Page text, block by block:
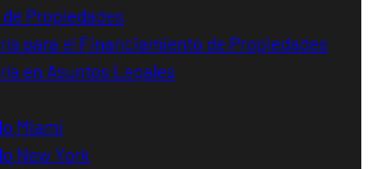
Propiedades
para el Financiamiento de Propiedades
en Asuntos Legales
Miami
New York